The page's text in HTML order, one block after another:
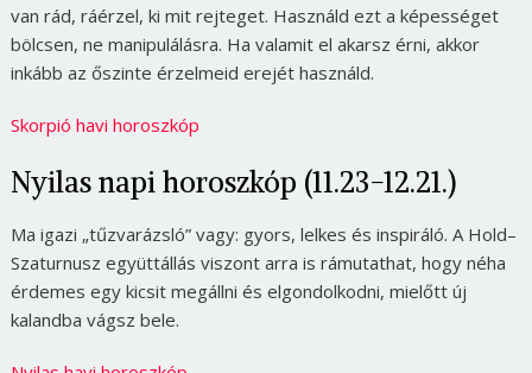
van rád, ráérzel, ki mit rejteget. Használd ezt a képességet
bölcsen, ne manipulálásra. Ha valamit el akarsz érni, akkor
inkább az őszinte érzelmeid erejét használd.
Skorpió havi horoszkóp
Nyilas napi horoszkóp (11.23-12.21.)
Ma igazi „tűzvarázsló” vagy: gyors, lelkes és inspiráló. A Hold–
Szaturnusz együttállás viszont arra is rámutathat, hogy néha
érdemes egy kicsit megállni és elgondolkodni, mielőtt új
kalandba vágsz bele.